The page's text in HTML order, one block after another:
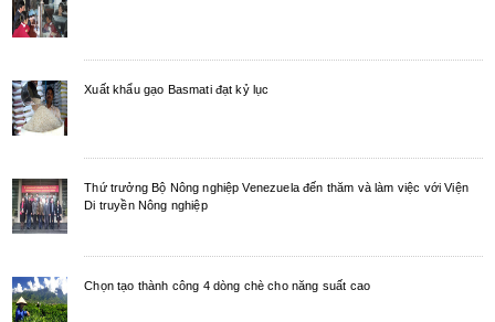
Xuất khẩu gạo Basmati đạt kỷ lục
Thứ trưởng Bộ Nông nghiệp Venezuela đến thăm và làm việc với Viện
Di truyền Nông nghiệp
Chọn tạo thành công 4 dòng chè cho năng suất cao